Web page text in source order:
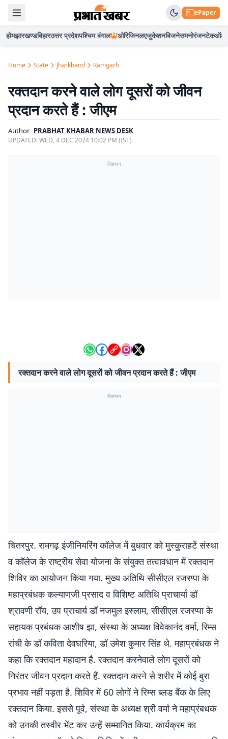
ePaper
होमझारखण्डबिहारउत्तर प्रदेशपश्चिम बंगाल ओरिजिनलएजुकेशनबिजनेसमनोरंजनटेकऑटो
Home State Jharkhand Ramgarh
रक्तदान करने वाले लोग दूसरों को जीवन
प्रदान करते हैं : जीएम
Author PRABHAT KHABAR NEWS DESK
UPDATED:WED, 4 DEC 2024 10:02 PM (IST)
विज्ञापन
रक्तदान करने वाले लोग दूसरों को जीवन प्रदान करते हैं : जीएम
विज्ञापन
चितरपुर. रामगढ़ इंजीनियरिंग कॉलेज में बुधवार को मुस्कुराहटें संस्था
व कॉलेज के राष्ट्रीय सेवा योजना के संयुक्त तत्वावधान में रक्तदान
शिविर का आयोजन किया गया. मुख्य अतिथि सीसीएल रजरप्पा के
महाप्रबंधक कल्याणजी प्रसाद व विशिष्ट अतिथि प्राचार्या डॉ
श्रावणी रॉय, उप प्राचार्य डॉ नजमुल इस्लाम, सीसीएल रजरप्पा के
सहायक प्रबंधक आशीष झा, संस्था के अध्यक्ष विवेकानंद वर्मा, रिम्स
रांची के डॉ कविता देवघरिया, डॉ उमेश कुमार सिंह थे. महाप्रबंधक ने
कहा कि रक्तदान महादान है. रक्तदान करनेवाले लोग दूसरों को
निरंतर जीवन प्रदान करते हैं. रक्तदान करने से शरीर में कोई बुरा
प्रभाव नहीं पड़ता है. शिविर में 60 लोगों ने रिम्स ब्लड बैंक के लिए
रक्तदान किया. इससे पूर्व, संस्था के अध्यक्ष श्री वर्मा ने महाप्रंबधक
को उनकी तस्वीर भेंट कर उन्हें सम्मानित किया. कार्यक्रम का